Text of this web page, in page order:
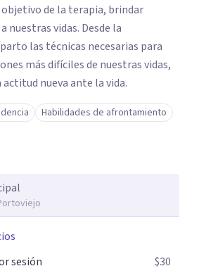
objetivo de la terapia, brindar
nuestras vidas. Desde la
las técnicas necesarias para
más difíciles de nuestras vidas,
nueva ante la vida.
Habilidades de afrontamiento
sesión
$30